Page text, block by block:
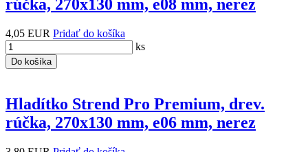
rúčka, 270x130 mm, e08 mm, nerez
4,05 EUR Pridať do košíka
ks
Do košíka
Hladítko Strend Pro Premium, drev.
rúčka, 270x130 mm, e06 mm, nerez